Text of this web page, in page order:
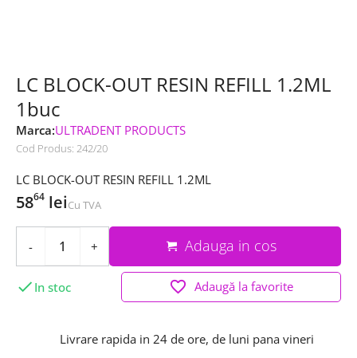
LC BLOCK-OUT RESIN REFILL 1.2ML
1buc
Marca:ULTRADENT PRODUCTS
Cod Produs: 242/20
LC BLOCK-OUT RESIN REFILL 1.2ML
5864 leiCu TVA
- + Adauga in cos
 In stoc favorite_border Adaugă la favorite
Livrare rapida in 24 de ore, de luni pana vineri